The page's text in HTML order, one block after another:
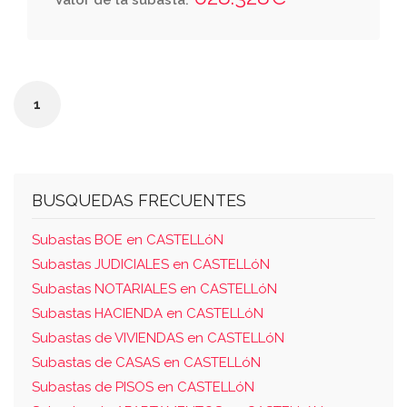
1
BUSQUEDAS FRECUENTES
Subastas BOE en CASTELLóN
Subastas JUDICIALES en CASTELLóN
Subastas NOTARIALES en CASTELLóN
Subastas HACIENDA en CASTELLóN
Subastas de VIVIENDAS en CASTELLóN
Subastas de CASAS en CASTELLóN
Subastas de PISOS en CASTELLóN